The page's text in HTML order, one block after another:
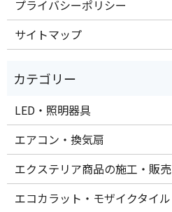
プライバシーポリシー
サイトマップ
LED・照明器具
エアコン・換気扇
エクステリア商品の施工・販売
エコカラット・モザイクタイル